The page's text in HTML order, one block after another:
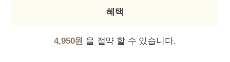
혜택
4,950원 을 절약 할 수 있습니다.